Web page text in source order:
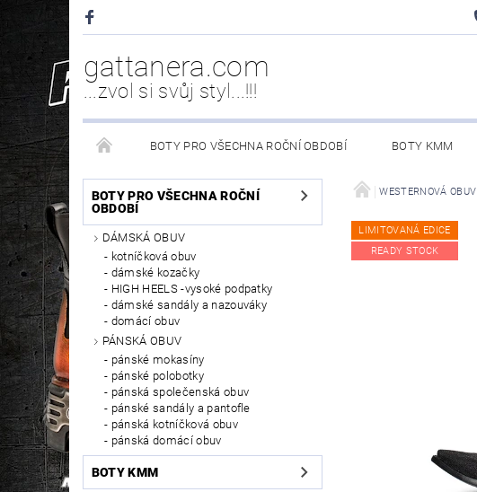
gattanera.com
...zvol si svůj styl...!!!
BOTY PRO VŠECHNA ROČNÍ OBDOBÍ BOTY KMM
NEW ROCK DOPLŇKY/NÁHRADNÍ DÍLY WESTERNOVÁ OBUV
PÉČE O OBUV
BOTY PRO VŠECHNA ROČNÍ
OBDOBÍ
DÁMSKÁ OBUV
kotníčková obuv
dámské kozačky
HIGH HEELS -vysoké podpatky
dámské sandály a nazouváky
domácí obuv
PÁNSKÁ OBUV
pánské mokasíny
pánské polobotky
pánská společenská obuv
pánské sandály a pantofle
pánská kotníčková obuv
pánská domácí obuv
BOTY KMM
WESTERNOVÁ OBUV
LIMITOVANÁ EDICE
READY STOCK